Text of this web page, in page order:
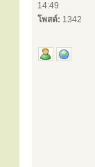
14:49
โพสต์: 1342